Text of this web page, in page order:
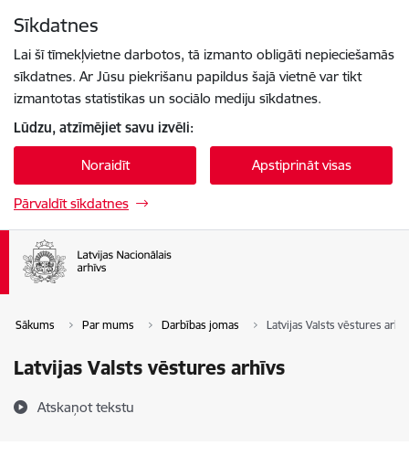
Sīkdatnes
Lai šī tīmekļvietne darbotos, tā izmanto obligāti nepieciešamās
sīkdatnes. Ar Jūsu piekrišanu papildus šajā vietnē var tikt
izmantotas statistikas un sociālo mediju sīkdatnes.
Lūdzu, atzīmējiet savu izvēli:
Noraidīt Apstiprināt visas
Pārvaldīt sīkdatnes
Sākums Par mums Darbības jomas Latvijas Valsts vēstures
Latvijas Valsts vēstures arhīvs
Atskaņot tekstu